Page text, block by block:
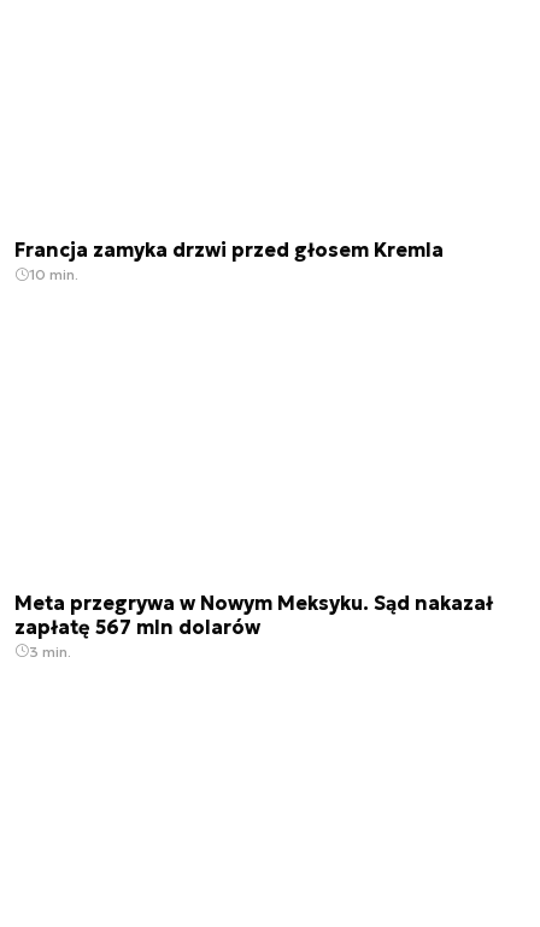
Francja zamyka drzwi przed głosem Kremla
10 min.
Meta przegrywa w Nowym Meksyku. Sąd nakazał
zapłatę 567 mln dolarów
3 min.